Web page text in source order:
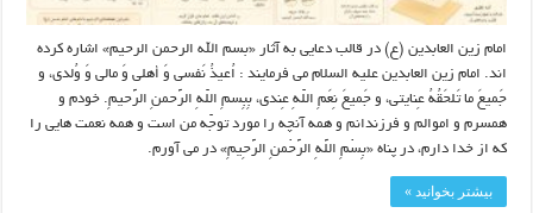
امام زین العابدین (ع) در قالب دعایی به آثار «بسم الله الرحمن الرحیم» اشاره کرده
اند. امام زین العابدین علیه السلام می فرمایند : اُعیذُ نَفسی وَ أهلی وَ مالی وَ وُلدی، و
جَمیعَ ما تَلحَقُهُ عِنایتی، و جَمیعَ نِعَمِ اللّهِ عِندی، بِبِسمِ اللّهِ الرَّحمنِ الرَّحیمِ. خودم و
همسرم و اموالم و فرزندانم و همه آنچه را مورد توجّه من است و همه نعمت‏ هایی را
که از خدا دارم، در پناه‏ «بِسْمِ اللَّهِ الرَّحْمنِ الرَّحِیمِ» در می ‏آورم.
بیشتر بخوانید »